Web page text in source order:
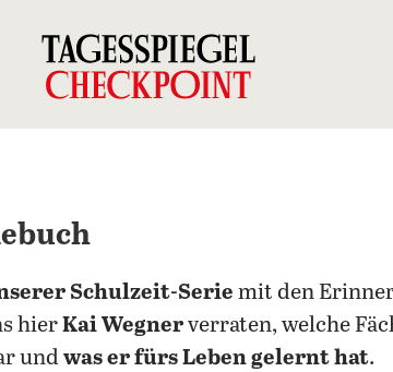
Schulzeit-Serie mit den
hierKai Wegnerverraten, welche
undwas er fürs Leben gelernt hat.